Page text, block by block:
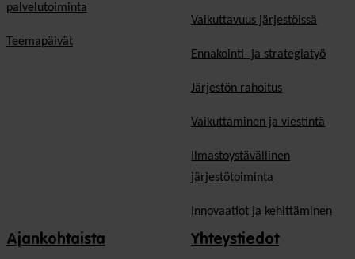
palvelutoiminta
Teemapäivät
Vaikuttavuus järjestöissä
Ennakointi- ja strategiatyö
Järjestön rahoitus
Vaikuttaminen ja viestintä
Ilmastoystävällinen
järjestötoiminta
Innovaatiot ja kehittäminen
Ajankohtaista Yhteystiedot